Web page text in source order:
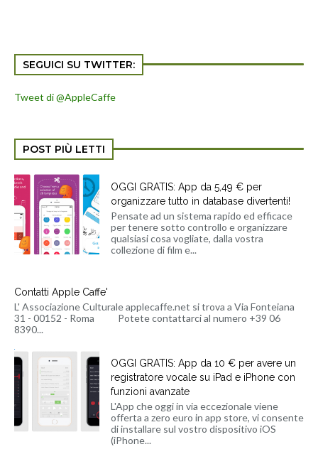
SEGUICI SU TWITTER:
Tweet di @AppleCaffe
POST PIÙ LETTI
OGGI GRATIS: App da 5,49 € per
organizzare tutto in database divertenti!
Pensate ad un sistema rapido ed efficace
per tenere sotto controllo e organizzare
qualsiasi cosa vogliate, dalla vostra
collezione di film e...
Contatti Apple Caffe'
L' Associazione Culturale applecaffe.net si trova a Via Fonteiana
31 - 00152 - Roma Potete contattarci al numero +39 06
8390...
OGGI GRATIS: App da 10 € per avere un
registratore vocale su iPad e iPhone con
funzioni avanzate
L'App che oggi in via eccezionale viene
offerta a zero euro in app store, vi consente
di installare sul vostro dispositivo iOS
(iPhone...